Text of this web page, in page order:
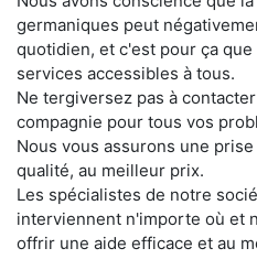
germaniques peut
quotidien, et c'est pour ça
services accessibles à tous.
Ne tergiversez pas à
compagnie pour tous vos
Nous vous assurons une
qualité, au meilleur prix.
Les spécialistes de notre
interviennent n'importe où et
offrir une aide efficace et au